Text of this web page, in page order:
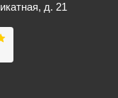
д. 21